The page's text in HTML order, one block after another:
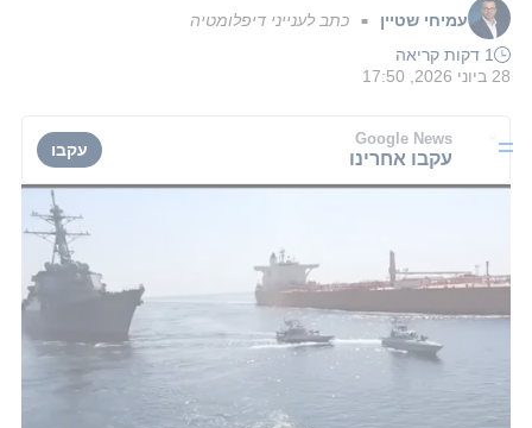
עמיחי שטיין ■ כתב לענייני דיפלומטיה
1 דקות קריאה
28 ביוני 2026, 17:50
Google News
עקבו אחרינו עקבו